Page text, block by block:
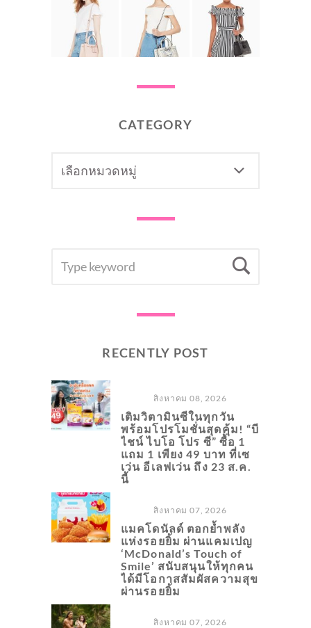
CATEGORY
FOR:
RECENTLY POST
สิงหาคม 08, 2026
เติมวิตามินซีในทุกวัน
พร้อมโปรโมชั่นสุดคุ้ม! “บี
ไชน์ ไบโอ โปร ซี” ซื้อ 1
แถม 1 เพียง 49 บาท ที่เซ
เว่น อีเลฟเว่น ถึง 23 ส.ค.
นี้
สิงหาคม 07, 2026
แมคโดนัลด์ ตอกย้ำพลัง
แห่งรอยยิ้ม ผ่านแคมเปญ
‘McDonald’s Touch of
Smile’ สนับสนุนให้ทุกคน
ได้มีโอกาสสัมผัสความสุข
ผ่านรอยยิ้ม
สิงหาคม 07, 2026